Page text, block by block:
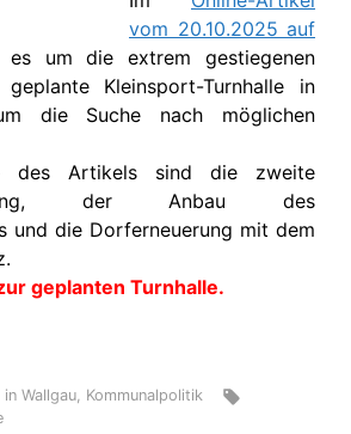
vom 20.10.2025 auf
es um die extrem gestiegenen
Kleinsport-Turnhalle in
die Suche nach möglichen
des Artikels sind die zweite
der Anbau des
und die Dorferneuerung mit dem
geplanten Turnhalle.
in Wallgau, Kommunalpolitik